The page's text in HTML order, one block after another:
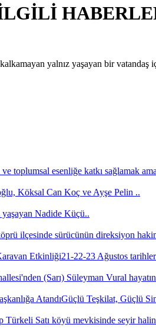
yalnız yaşayan bir vatandaş
toplumsal esenliğe katkı sağlamak
Köksal Can Koç ve Ayşe Pelin ..
yaşayan Nadide Küçü..
ilçesinde sürücünün direksiyon
21-22-23 Ağustos
(Sarı) Süleyman Vural
Güçlü Teşkilat, Güçlü
Türkeli Satı köyü mevkisinde seyir